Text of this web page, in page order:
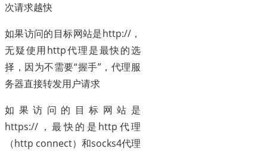
次请求越快
如果访问的目标网站是http://，
无疑使用http代理是最快的选
择，因为不需要“握手”，代理服
务器直接转发用户请求
如果访问的目标网站是
https://，最快的是http代理
（http connect）和socks4代理